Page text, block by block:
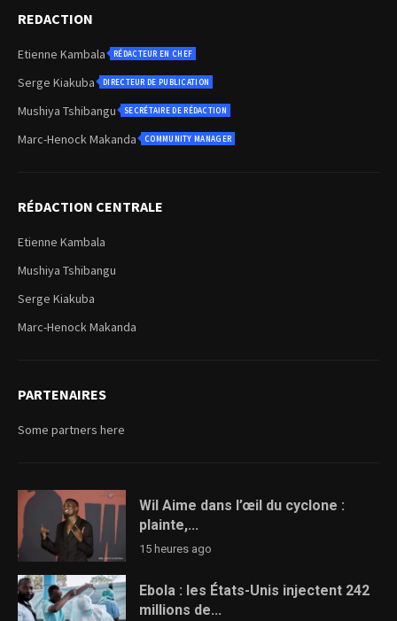
REDACTION
Etienne Kambala RÉDACTEUR EN CHEF
Serge Kiakuba DIRECTEUR DE PUBLICATION
Mushiya Tshibangu SECRÉTAIRE DE RÉDACTION
Marc-Henock Makanda COMMUNITY MANAGER
RÉDACTION CENTRALE
Etienne Kambala
Mushiya Tshibangu
Serge Kiakuba
Marc-Henock Makanda
PARTENAIRES
Some partners here
Wil Aime dans l’œil du cyclone :
plainte,...
15 heures ago
Ebola : les États-Unis injectent 242
millions de...